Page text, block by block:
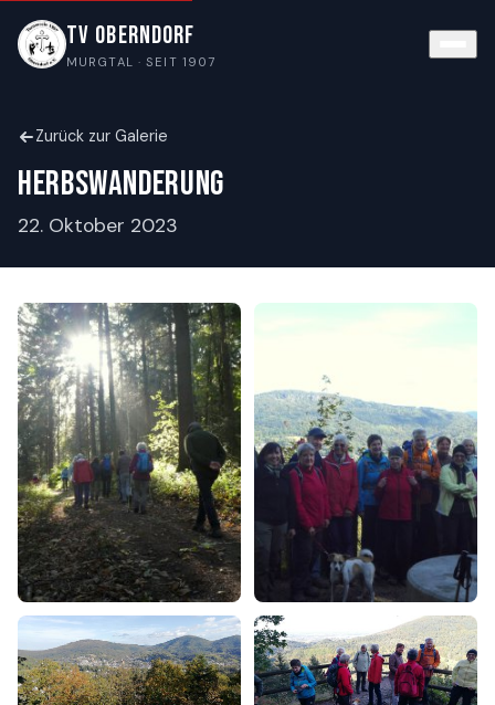
TV Oberndorf
MURGTAL · SEIT 1907
Zurück zur Galerie
Herbswanderung
22. Oktober 2023